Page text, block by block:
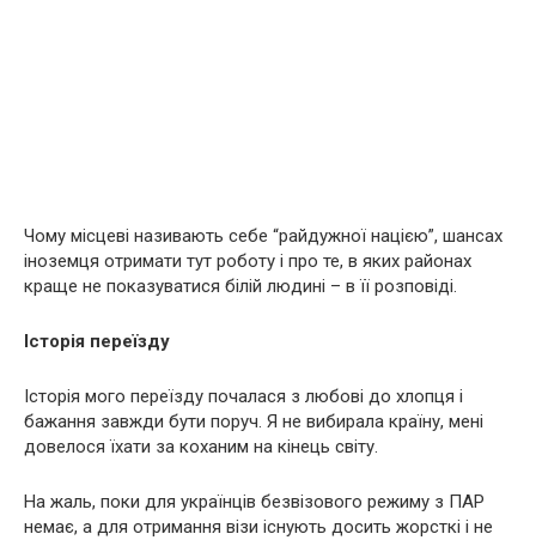
Чому місцеві називають себе “райдужної нацією”, шансах
іноземця отримати тут роботу і про те, в яких районах
краще не показуватися білій людині – в її розповіді.
Історія переїзду
Історія мого переїзду почалася з любові до хлопця і
бажання завжди бути поруч. Я не вибирала країну, мені
довелося їхати за коханим на кінець світу.
На жаль, поки для українців безвізового режиму з ПАР
немає, а для отримання візи існують досить жорсткі і не